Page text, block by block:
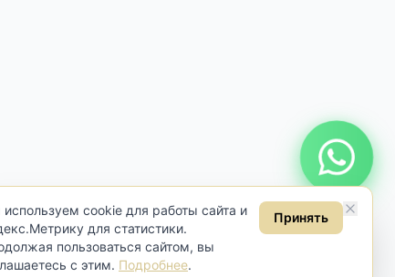
cookie для работы сайта и
для статистики.
пользоваться сайтом, вы
с этим. Подробнее.
Принять